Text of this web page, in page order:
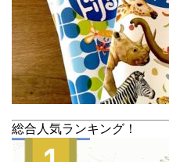
総合人気ランキング！